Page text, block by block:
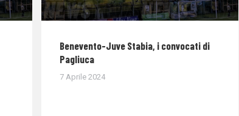
Benevento-Juve Stabia, i convocati di
Pagliuca
7 Aprile 2024